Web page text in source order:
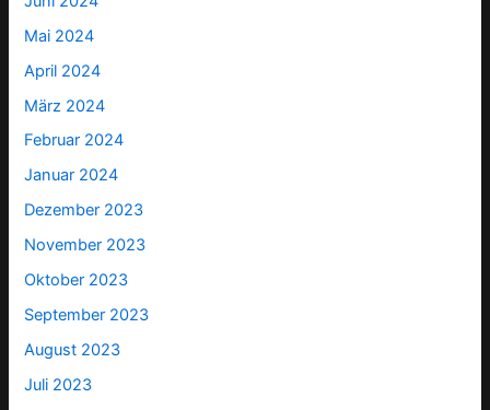
Mai 2024
April 2024
März 2024
Februar 2024
Januar 2024
Dezember 2023
November 2023
Oktober 2023
September 2023
August 2023
Juli 2023